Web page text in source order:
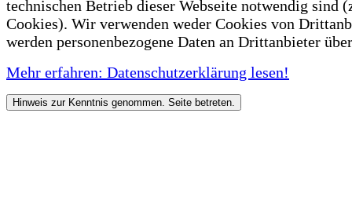
technischen Betrieb dieser Webseite notwendig sind
Cookies). Wir verwenden weder Cookies von
werden personenbezogene Daten an Drittanbieter
Mehr erfahren: Datenschutzerklärung lesen!
Hinweis zur Kenntnis genommen. Seite betreten.